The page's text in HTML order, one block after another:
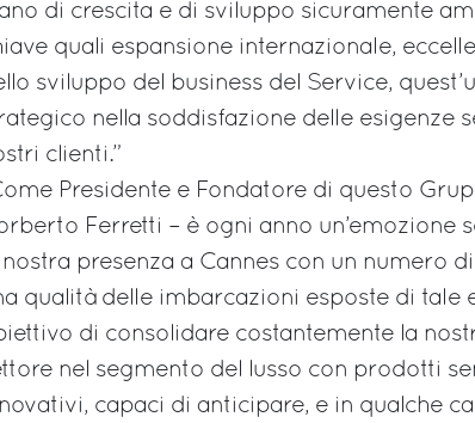
di crescita e di sviluppo sicuramente
quali espansione internazionale,
sviluppo del business del Service,
nella soddisfazione delle esigenze
clienti.”
Presidente e Fondatore di questo
Ferretti – è ogni anno un’emozione
nostra presenza a Cannes con un numero
qualità delle imbarcazioni esposte di tale
di consolidare costantemente la
nel segmento del lusso con prodotti
capaci di anticipare, e in qualche